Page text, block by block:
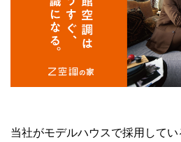
当社がモデルハウスで採用して